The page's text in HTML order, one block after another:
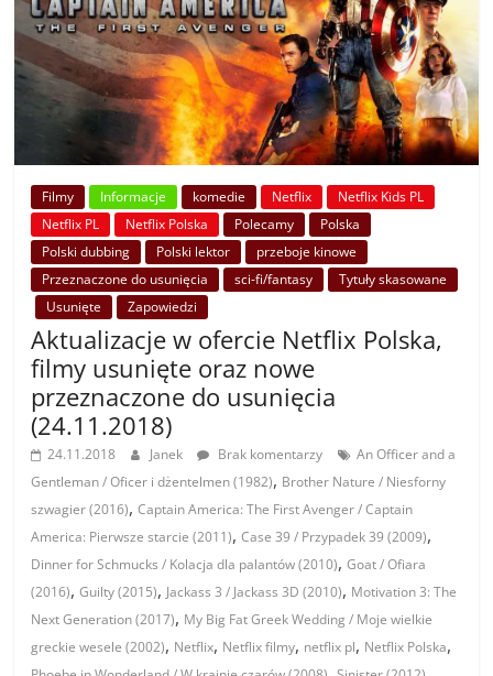
Filmy Informacje komedie Netflix
Netflix Kids PL
Netflix PL
Netflix Polska Polecamy
Polska
Polski dubbing
Polski lektor
przeboje kinowe
Przeznaczone do usunięcia
sci-fi/fantasy
Tytuły skasowane
Usunięte
Zapowiedzi
Aktualizacje w ofercie Netflix Polska,
filmy usunięte oraz nowe
przeznaczone do usunięcia
(24.11.2018)
24.11.2018 Janek Brak komentarzy
An Officer and a
Gentleman / Oficer i dżentelmen (1982), Brother Nature / Niesforny
szwagier (2016),Captain America: The First Avenger / Captain
America: Pierwsze starcie (2011),Case 39 / Przypadek 39 (2009),
Dinner for Schmucks / Kolacja dla palantów (2010),Goat / Ofiara
(2016),Guilty (2015), Jackass 3 / Jackass 3D (2010), Motivation 3: The
Next Generation (2017), My Big Fat Greek Wedding / Moje wielkie
greckie wesele (2002), Netflix, Netflix filmy, netflix pl, Netflix Polska,